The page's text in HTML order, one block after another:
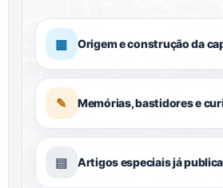
▦ Origem e construção da
✎ Memórias, bastidores e
▤ Artigos especiais já